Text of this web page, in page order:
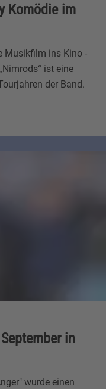
Komödie im
Musikfilm ins Kino -
ist eine
der Band.
in
wurde einen